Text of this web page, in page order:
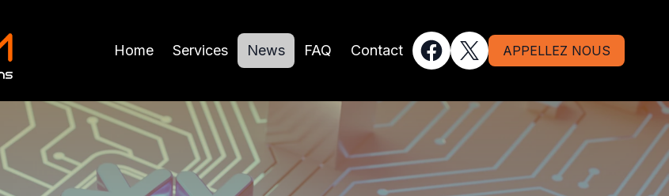
Home Services News FAQ Contact APPELLEZ NOUS